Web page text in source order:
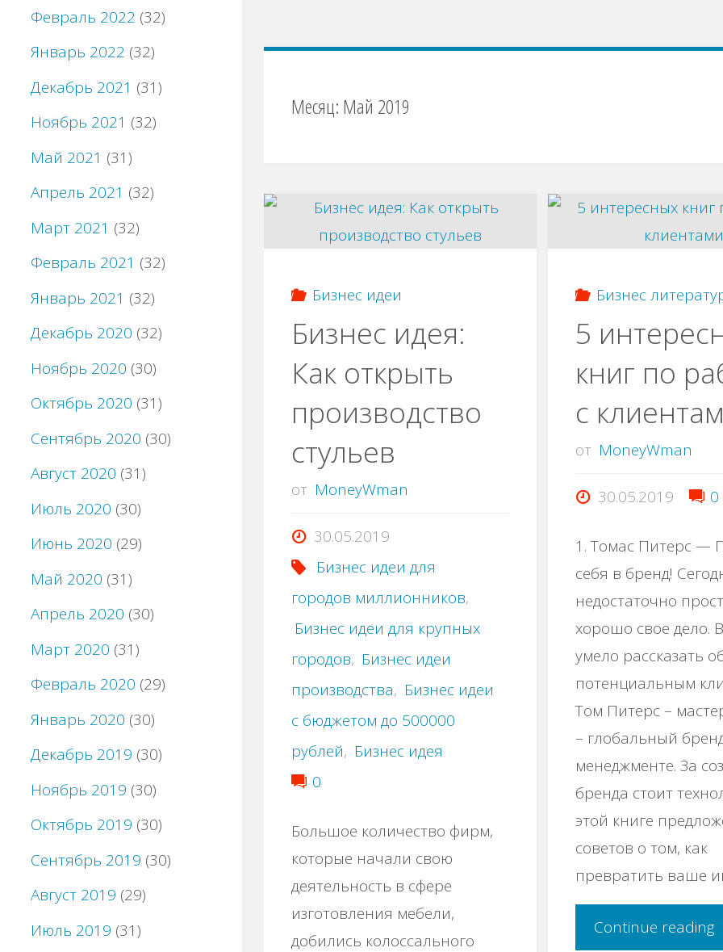
Месяц: Май 2019
Бизнес идеи
Бизнес идея:
Как открыть
производство
стульев
от MoneyWman
30.05.2019
Бизнес идеи для
городов миллионников,
Бизнес идеи для крупных
городов, Бизнес идеи
производства, Бизнес идеи
с бюджетом до 500000
рублей, Бизнес идея
0
Большое количество фирм,
которые начали свою
деятельность в сфере
изготовления мебели,
добились колоссального
Бизнес
5
книг по
с
от MoneyWman
30.05.2019 0
1. Томас Питерс —
себя в бренд!
недостаточно
хорошо свое дело.
умело рассказать
потенциальным
Том Питерс –
– глобальный
менеджменте. За
бренда стоит
этой книге
советов о том, как
превратить ваше
Continue reading
Февраль 2022 (32)
Январь 2022 (32)
Декабрь 2021 (31)
Ноябрь 2021 (32)
Май 2021 (31)
Апрель 2021 (32)
Март 2021 (32)
Февраль 2021 (32)
Январь 2021 (32)
Декабрь 2020 (32)
Ноябрь 2020 (30)
Октябрь 2020 (31)
Сентябрь 2020 (30)
Август 2020 (31)
Июль 2020 (30)
Июнь 2020 (29)
Май 2020 (31)
Апрель 2020 (30)
Март 2020 (31)
Февраль 2020 (29)
Январь 2020 (30)
Декабрь 2019 (30)
Ноябрь 2019 (30)
Октябрь 2019 (30)
Сентябрь 2019 (30)
Август 2019 (29)
Июль 2019 (31)